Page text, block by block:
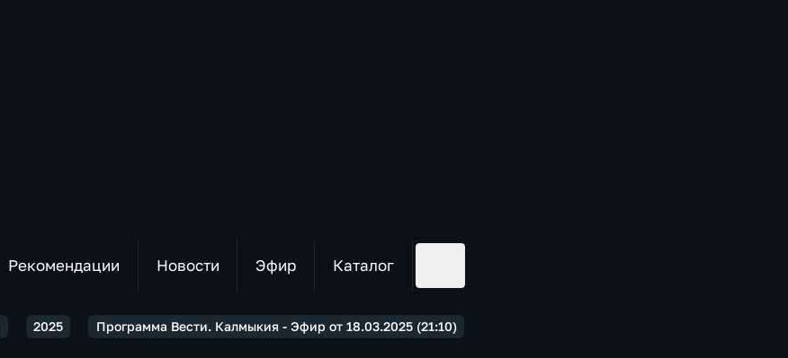
Рекомендации Новости Эфир Каталог
2025 Программа Вести. Калмыкия - Эфир от 18.03.2025 (21:10)